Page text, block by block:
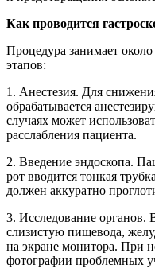
Как проводится
Процедура занимает
этапов:
1. Анестезия. Для
обрабатывается
случаях может
расслабления пациента.
2. Введение эндоскопа.
рот вводится тонкая
должен аккуратно
3. Исследование органов.
слизистую пищевода,
на экране монитора. При
фотографии проблемных